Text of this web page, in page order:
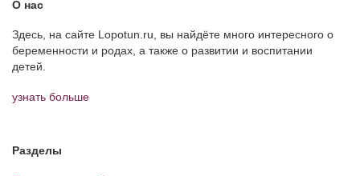
О нас
Здесь, на сайте Lopotun.ru, вы найдёте много интересного о
беременности и родах, а также о развитии и воспитании
детей.
узнать больше
Разделы